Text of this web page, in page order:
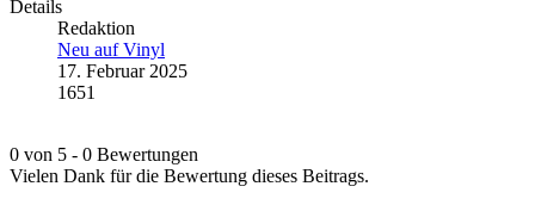
Details
Redaktion
Neu auf Vinyl
17. Februar 2025
1651
0 von 5 - 0 Bewertungen
Vielen Dank für die Bewertung dieses Beitrags.